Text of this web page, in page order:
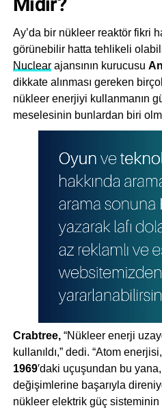
Ay’da bir nükleer reaktör fikri
görünebilir hatta tehlikeli
Nuclearajansının kurucusu
dikkate alınması gereken
nükleer enerjiyi kullanmanın
meselesinin bunlardan biri
Crabtree,“Nükleer enerji
kullanıldı,” dedi. “Atom enerjisi,
1969′daki uçuşundan bu
değişimlerine başarıyla
nükleer elektrik güç sisteminin